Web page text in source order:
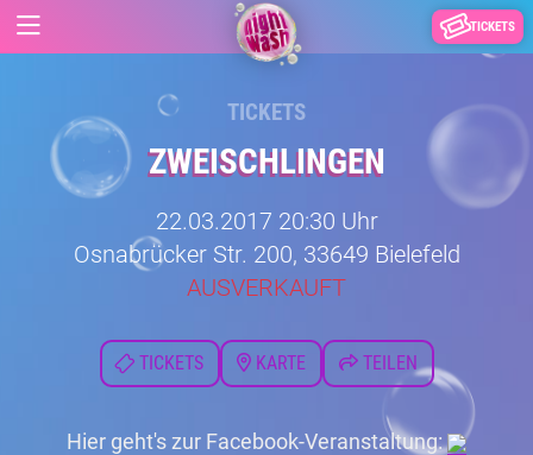
TICKETS
TICKETS
ZWEISCHLINGEN
22.03.2017 20:30 Uhr
Osnabrücker Str. 200, 33649 Bielefeld
AUSVERKAUFT
TICKETS KARTE TEILEN
Hier geht's zur Facebook-Veranstaltung: